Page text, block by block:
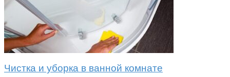
Чистка и уборка в ванной комнате